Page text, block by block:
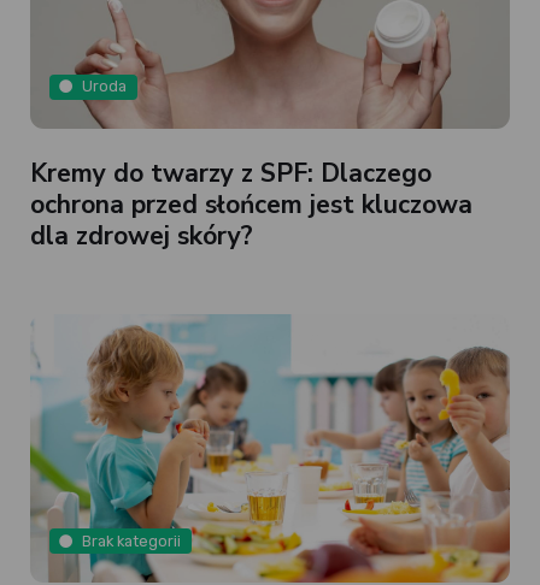
Uroda
Kremy do twarzy z SPF: Dlaczego
ochrona przed słońcem jest kluczowa
dla zdrowej skóry?
Brak kategorii